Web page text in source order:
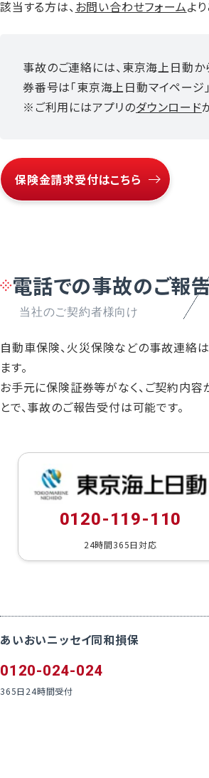
該当する方は、お問い合わせフォームよ
事故のご連絡には、東京海上日動
券番号は「東京海上日動マイページ
※ご利用にはアプリのダウンロード
保険金請求受付はこちら
電話での事故のご報
当社のご契約者様向け
自動車保険、火災保険などの事故連絡
ます。
お手元に保険証券等がなく、ご契約内
とで、事故のご報告受付は可能です。
0120-119-110
24時間365日対応
あいおいニッセイ同和損保
0120-024-024
365日24時間受付